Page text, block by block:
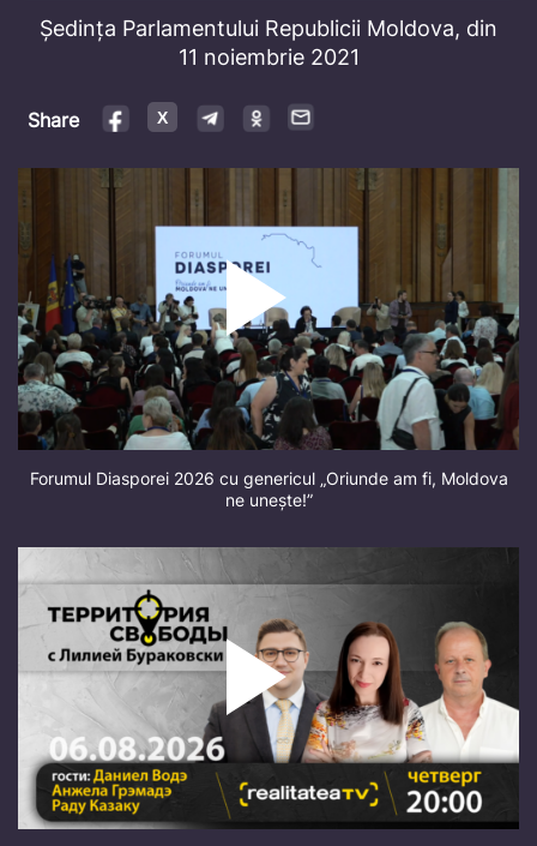
Ședința Parlamentului Republicii Moldova, din
11 noiembrie 2021
Share
Forumul Diasporei 2026 cu genericul „Oriunde am fi, Moldova
ne unește!”